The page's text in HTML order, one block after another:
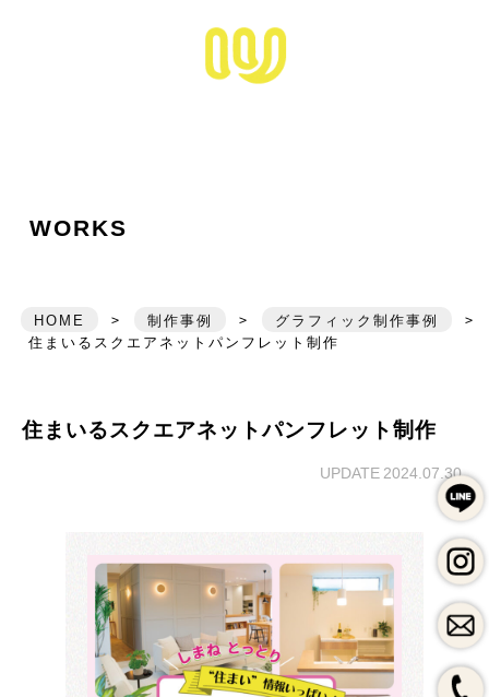
WORKS
ワキザシについて
写真撮影サービス
PHOTO
メールフォーム
instagram
よく頂くご質問
HOME > 制作事例 > グラフィック制作事例
>
住まいるスクエアネットパンフレット制作
住まいるスクエアネットパンフレット制作
UPDATE 2024.07.30